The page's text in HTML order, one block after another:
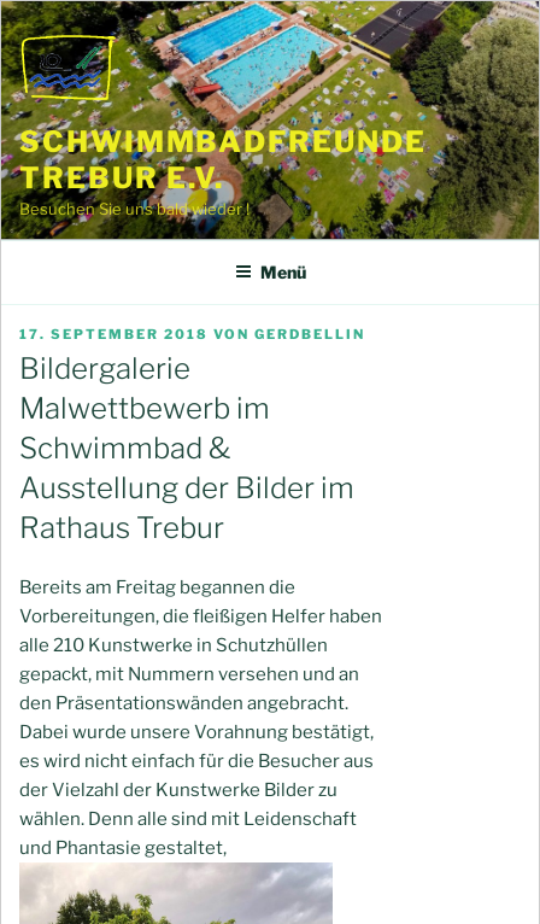
Zum
Inhalt
springen
SCHWIMMBADFREUNDE
TREBUR E.V.
Besuchen Sie uns bald wieder !
Menü
VERÖFFENTLICHT
AM
17. SEPTEMBER 2018 VON GERDBELLIN
Bildergalerie
Malwettbewerb im
Schwimmbad &
Ausstellung der Bilder im
Rathaus Trebur
Bereits am Freitag begannen die
Vorbereitungen, die fleißigen Helfer haben
alle 210 Kunstwerke in Schutzhüllen
gepackt, mit Nummern versehen und an
den Präsentationswänden angebracht.
Dabei wurde unsere Vorahnung bestätigt,
es wird nicht einfach für die Besucher aus
der Vielzahl der Kunstwerke Bilder zu
wählen. Denn alle sind mit Leidenschaft
und Phantasie gestaltet,